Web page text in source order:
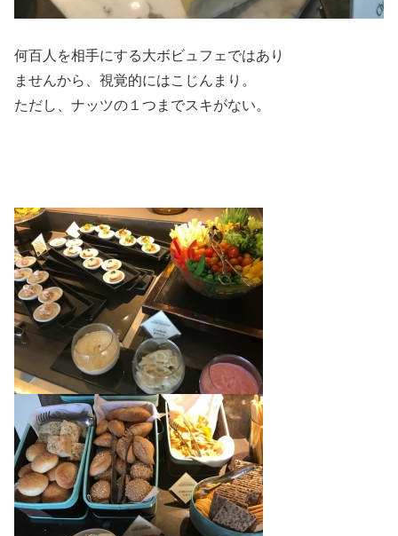
何百人を相手にする大ボビュフェではあり
ませんから、視覚的にはこじんまり。
ただし、ナッツの１つまでスキがない。